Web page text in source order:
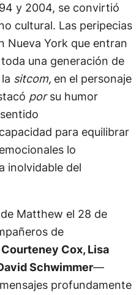
y 2004, se convirtió
cultural. Las peripecias
Nueva York que entran
una generación de
sitcom, en el personaje
porsu humor
para equilibrar
lo
inolvidable del
Matthew el 28 de
de
Cox, Lisa
Schwimmer—
profundamente